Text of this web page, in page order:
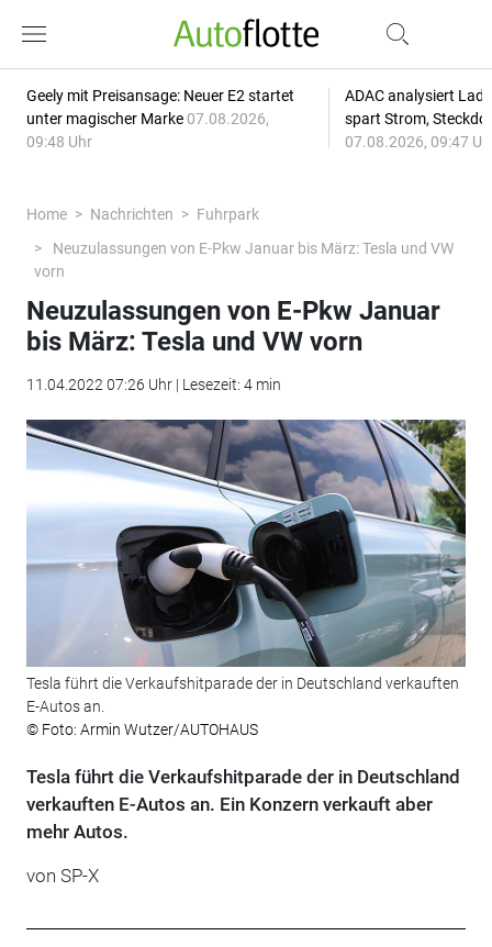
Geely mit Preisansage: Neuer E2 startet
unter magischer Marke 07.08.2026,
09:48 Uhr
ADAC analysiert
spart Strom,
07.08.2026, 09:47
Home Nachrichten
Fuhrpark
Neuzulassungen von E-Pkw Januar bis März: Tesla und VW
vorn
Neuzulassungen von E-Pkw Januar
bis März: Tesla und VW vorn
11.04.2022 07:26 Uhr | Lesezeit: 4 min
Tesla führt die Verkaufshitparade der in Deutschland verkauften
E-Autos an.
© Foto: Armin Wutzer/AUTOHAUS
Tesla führt die Verkaufshitparade der in Deutschland
verkauften E-Autos an. Ein Konzern verkauft aber
mehr Autos.
von SP-X